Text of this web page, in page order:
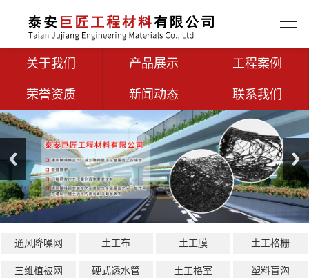
关于我们 产品展示 工程案例
荣誉资质 新闻动态 联系我们
通风降噪网 土工布 土工膜 土工格栅
三维植被网 硬式透水管 土工格室 塑料盲沟